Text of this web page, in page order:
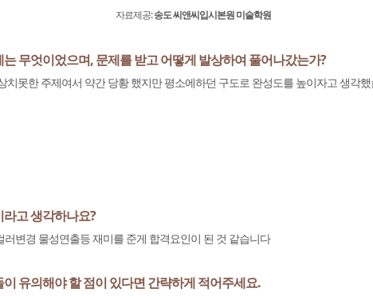
자료제공:송도 씨앤씨입시본원 미술학원
무엇이었으며, 문제를 받고 어떻게 발상하여 풀어나갔는가?
치못한 주제여서 약간 당황 했지만 평소에하던 구도로 완성도를 높이자고 생각
고 생각하나요?
변경 물성연출등 재미를 준게 합격요인이 된 것 같습니다
유의해야 할 점이 있다면 간략하게 적어주세요.